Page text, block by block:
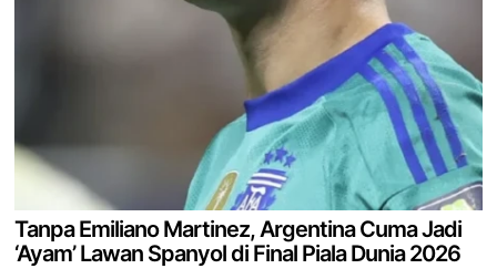
Tanpa Emiliano Martinez, Argentina Cuma Jadi
‘Ayam’ Lawan Spanyol di Final Piala Dunia 2026